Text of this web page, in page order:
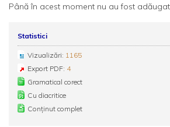
Până în acest moment nu au fost
Statistici
Vizualizări: 1165
Export PDF: 4
Gramatical corect
Cu diacritice
Conținut complet